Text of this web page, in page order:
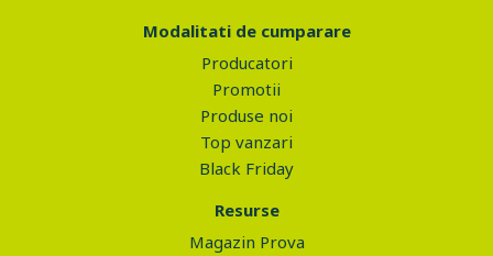
Modalitati de cumparare
Producatori
Promotii
Produse noi
Top vanzari
Black Friday
Resurse
Magazin Prova